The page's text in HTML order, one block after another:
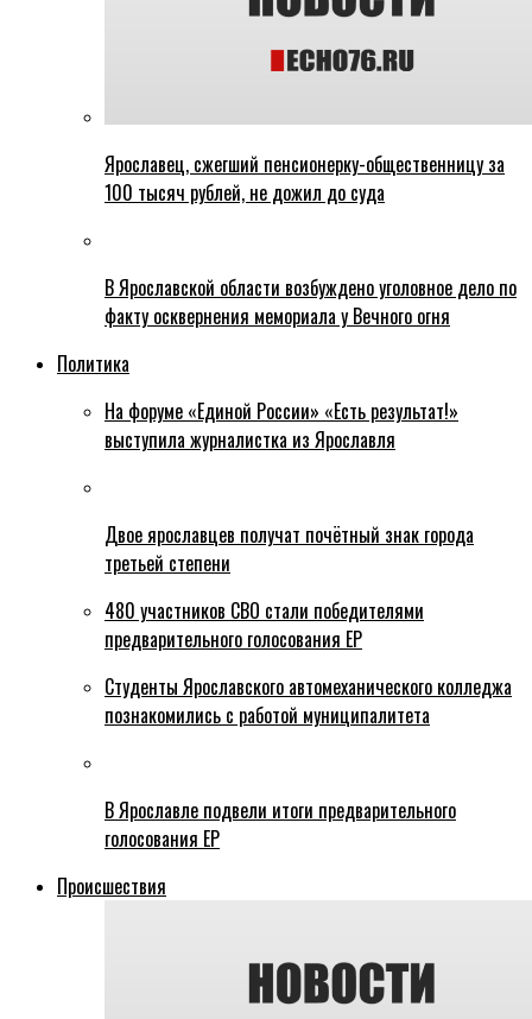
Ярославец, сжегший пенсионерку-общественницу за
100 тысяч рублей, не дожил до суда
В Ярославской области возбуждено уголовное дело по
факту осквернения мемориала у Вечного огня
Политика
На форуме «Единой России» «Есть результат!»
выступила журналистка из Ярославля
Двое ярославцев получат почётный знак города
третьей степени
480 участников СВО стали победителями
предварительного голосования ЕР
Студенты Ярославского автомеханического колледжа
познакомились с работой муниципалитета
В Ярославле подвели итоги предварительного
голосования ЕР
Происшествия